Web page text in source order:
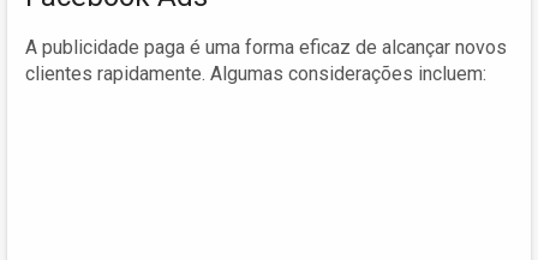
A publicidade paga é uma forma eficaz de alcançar novos
clientes rapidamente. Algumas considerações incluem: